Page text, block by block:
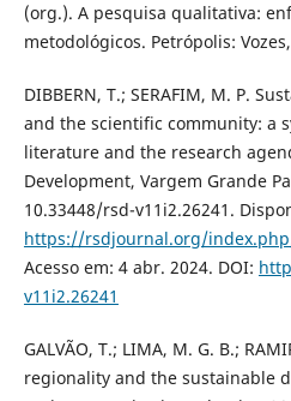
(org.). A pesquisa qualitativa:
metodológicos. Petrópolis:
DIBBERN, T.; SERAFIM, M. P.
and the scientific community: a
literature and the research
Development, Vargem Grande
10.33448/rsd-v11i2.26241.
https://rsdjournal.org/
Acesso em: 4 abr. 2024. DOI:
v11i2.26241
GALVÃO, T.; LIMA, M. G. B.;
regionality and the sustainable